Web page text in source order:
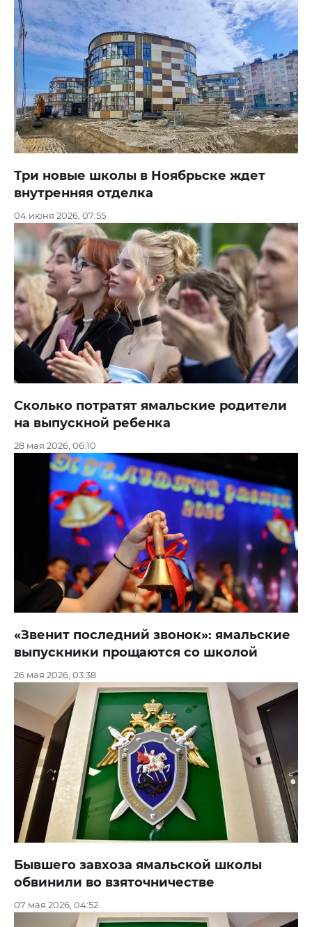
Три новые школы в Ноябрьске ждет
внутренняя отделка
04 июня 2026, 07:55
Сколько потратят ямальские родители
на выпускной ребенка
28 мая 2026, 06:10
«Звенит последний звонок»: ямальские
выпускники прощаются со школой
26 мая 2026, 03:38
Бывшего завхоза ямальской школы
обвинили во взяточничестве
07 мая 2026, 04:52